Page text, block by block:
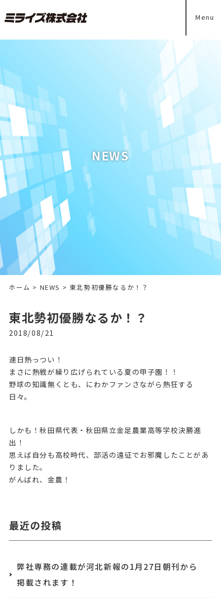
Menu
NEWS
ホーム > NEWS > 東北勢初優勝なるか！？
東北勢初優勝なるか！？
2018/08/21
連日熱っつい！
まさに熱戦が繰り広げられている夏の甲子園！！
野球の知識無くとも、にわかファンさながら熱狂する
日々。
しかも！秋田県代表・秋田県立金足農業高等学校決勝進
出！
思えば自分も高校時代、部活の遠征でお邪魔したことがあ
りました。
がんばれ、金農！
最近の投稿
弊社専務の連載が河北新報の1月27日朝刊から
掲載されます！